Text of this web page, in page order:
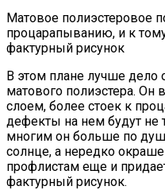
Матовое полиэстеровое
процарапыванию, и к
фактурный рисунок
В этом плане лучше дело
матового полиэстера. Он
слоем, более стоек к
дефекты на нем будут не
многим он больше по
солнце, а нередко
профлистам еще и
фактурный рисунок.